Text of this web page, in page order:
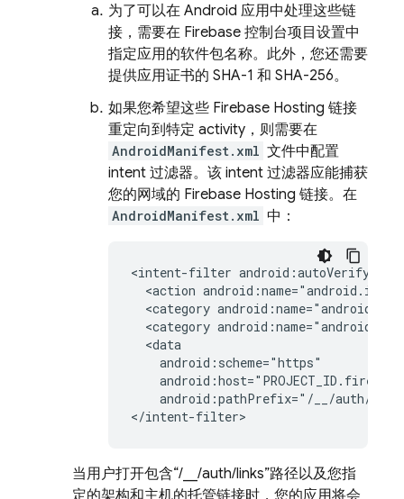
为了可以在 Android 应用中处理这些链
接，需要在 Firebase 控制台项目设置中
指定应用的软件包名称。此外，您还需要
提供应用证书的 SHA-1 和 SHA-256。
如果您希望这些 Firebase Hosting 链接
重定向到特定 activity，则需要在
AndroidManifest.xml 文件中配置
intent 过滤器。该 intent 过滤器应能捕获
您的网域的 Firebase Hosting 链接。在
AndroidManifest.xml 中：
<intent-filter
<action
<category
<category
android:pathPrefix="/__/auth/
当用户打开包含“/__/auth/links”路径以及您指
定的架构和主机的托管链接时，您的应用将会